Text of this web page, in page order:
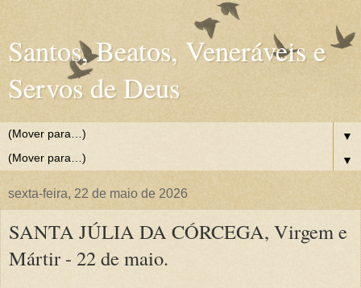
Santos, Beatos, Veneráveis e
Servos de Deus
▼
▼
sexta-feira, 22 de maio de 2026
SANTA JÚLIA DA CÓRCEGA, Virgem e
Mártir - 22 de maio.